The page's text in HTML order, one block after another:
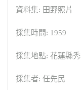
資料集: 田野照片
採集時間: 1959
採集地點: 花蓮縣
採集者: 任先民